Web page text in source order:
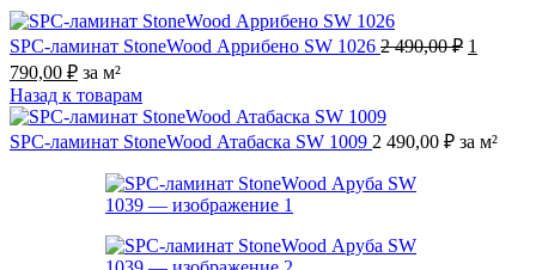
SPC-ламинат StoneWood Аррибено SW 1026 2 490,00₽
490,00
1
790,00 ₽Текущая
цена:
1
790,00 ₽.
за м²
Назад к товарам
SPC-ламинат StoneWood Атабаска SW 1009 2 490,00 ₽ за м²